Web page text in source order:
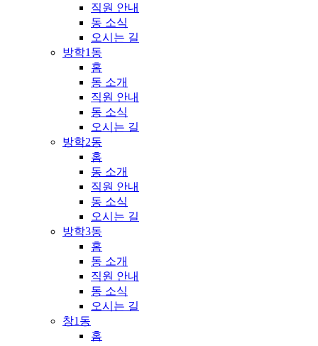
직원 안내
동 소식
오시는 길
방학1동
홈
동 소개
직원 안내
동 소식
오시는 길
방학2동
홈
동 소개
직원 안내
동 소식
오시는 길
방학3동
홈
동 소개
직원 안내
동 소식
오시는 길
창1동
홈